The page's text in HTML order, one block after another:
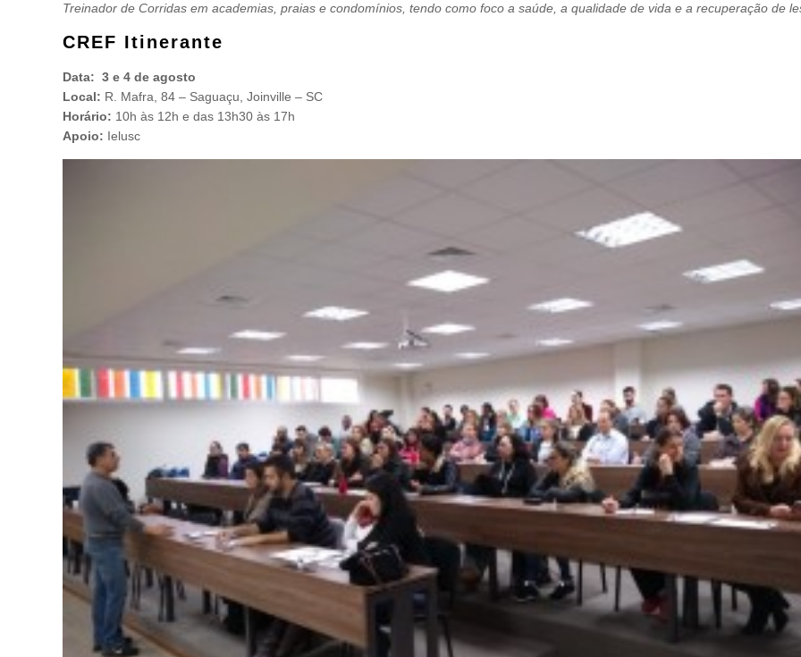
Treinador de Corridas em academias, praias e condomínios, tendo como foco a saúde, a qualidade de vida e a recuperação de
CREF Itinerante
Data: 3 e 4 de agosto
Local: R. Mafra, 84 – Saguaçu, Joinville – SC
Horário: 10h às 12h e das 13h30 às 17h
Apoio: Ielusc